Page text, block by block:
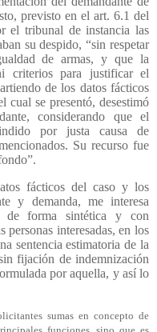
previsto en el art. 6.1 del
el tribunal de instancia las
su despido, “sin respetar
de armas, y que la
criterios para justificar el
de los datos fácticos
se presentó, desestimó
considerando que el
por justa causa de
Su recurso fue
fácticos del caso y los
y demanda, me interesa
de forma sintética y con
personas interesadas, en los
sentencia estimatoria de la
fijación de indemnización
por aquella, y así lo
sumas en concepto de